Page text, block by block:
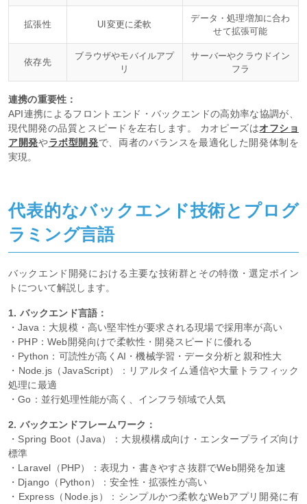
拡張性 UI変更に柔軟
データ・処理増加に合わ
せて拡張可能
依存先
ブラウザやモバイルアプ
リ
サーバーやクラウドイン
フラ
連携の重要性：
API連携によるフロントエンド・バックエンドの高効率な協調が、
現代開発の品質とスピードを左右します。 カオピーズはオフショ
ア開発やラボ型開発で、両者のバランスを最適化した開発体制を
実現。
代表的なバックエンド技術とプログ
ラミング言語
バックエンド開発における主要な技術群とその特徴・選定ポイン
トについて解説します。
1. バックエンド言語：
・Java：大規模・高い堅牢性が要求される現場で採用率が高い
・PHP：Web開発向けで柔軟性・開発スピードに優れる
・Python：可読性が高くAI・機械学習・データ分析と親和性大
・Node.js（JavaScript）：リアルタイム通信や大量トラフィック
処理に最適
・Go：並行処理性能が高く、インフラ領域で人気
2. バックエンドフレームワーク：
・Spring Boot（Java）：大規模構成向け・エンタープライズ向け
標準
・Laravel（PHP）：表現力・書きやすさ抜群でWeb開発を加速
・Django（Python）：安全性・拡張性が高い
・Express（Node.js）：シンプルかつ柔軟なWebアプリ開発に有